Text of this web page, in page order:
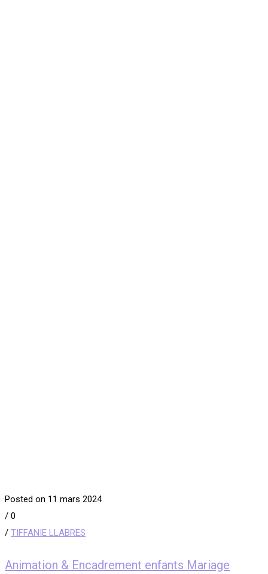
Posted on 11 mars 2024
/ 0
/ TIFFANIE LLABRES
Animation & Encadrement enfants Mariage